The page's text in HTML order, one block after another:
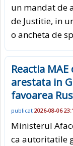
un mandat de
de Justitie, in
o ancheta de
Reactia
arestata in
favoarea
publicat 2026-08-06
Ministerul
ca autoritatile